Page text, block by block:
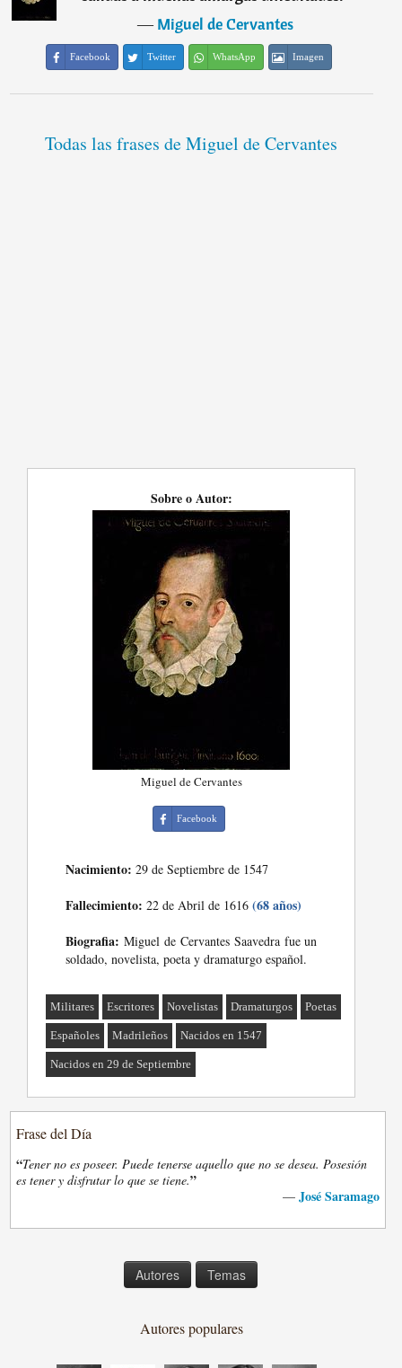
―Miguel de Cervantes
Facebook Twitter WhatsApp Imagen
Todas las frases de Miguel de Cervantes
Sobre o Autor:
Miguel de Cervantes
Facebook
Nacimiento: 29 de Septiembre de 1547
Fallecimiento: 22 de Abril de 1616(68 años)
Biografia: Miguel de Cervantes Saavedra fue un
soldado, novelista, poeta y dramaturgo español.
Militares Escritores Novelistas Dramaturgos Poetas
Españoles Madrileños Nacidos en 1547
Nacidos en 29 de Septiembre
Frase del Día
“Tener no es poseer. Puede tenerse aquello que no se desea. Posesión
es tener y disfrutar lo que se tiene.”
— José Saramago
Autores Temas
Autores populares